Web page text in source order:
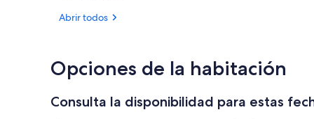
Abrir todos
Opciones de la habitación
Consulta la disponibilidad para estas